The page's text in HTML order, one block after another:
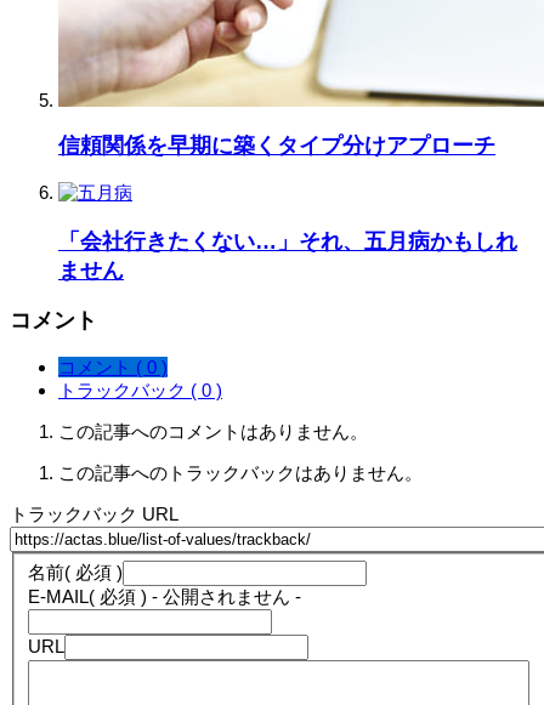
信頼関係を早期に築くタイプ分けアプローチ
「会社行きたくない…」それ、五月病かもしれ
ません
コメント
コメント ( 0 )
トラックバック ( 0 )
この記事へのコメントはありません。
この記事へのトラックバックはありません。
トラックバック URL
名前( 必須 )
E-MAIL( 必須 ) - 公開されません -
URL